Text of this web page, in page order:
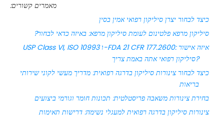
מאמרים קשורים:
כיצד לבחור יצרן סיליקון רפואי אמין בסין
סיליקון מרפא פלטינום לעומת סיליקון מרפא: באיזה כדאי לבחור?
USP Class VI, ISO 10993 ו-FDA 21 CFR 177.2600: איזה אישור
סיליקון רפואי אתה באמת צריך?
כיצד לבחור צינורות סיליקון בדרגה רפואית: מדריך מעשי לקוני שירותי
בריאות
בחירת צינורות משאבה פריסטלטית: תכונות חומר וגורמי ביצועים
צינורות סיליקון בדרגה רפואית למעגלי נשימה: דרישות תאימות